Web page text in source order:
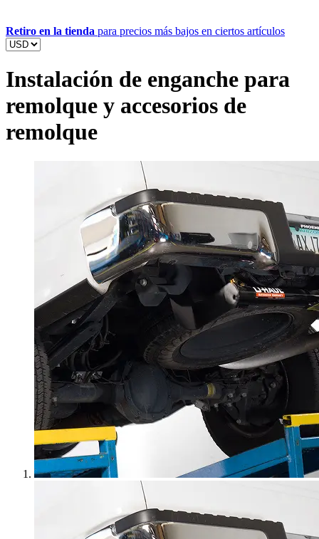
Retiro en la tienda para precios más bajos en ciertos artículos
Instalación de enganche para
remolque y accesorios de
remolque